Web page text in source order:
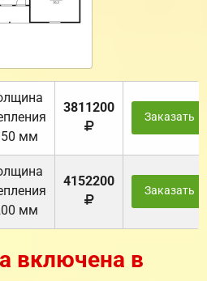
мм
3811200
Заказать
мм
4152200
Заказать
включена в